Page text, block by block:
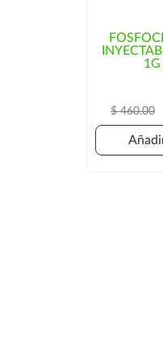
tiempo
1G
$ 460.00